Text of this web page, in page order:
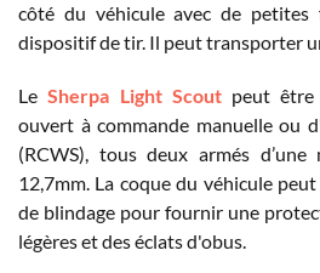
côté du véhicule avec de petites
dispositif de tir. Il peut transporter
LeSherpa Light Scoutpeut être
ouvert à commande manuelle ou
(RCWS), tous deux armés
12,7mm. La coque du véhicule
de blindage pour fournir une
légères et des éclats d'obus.